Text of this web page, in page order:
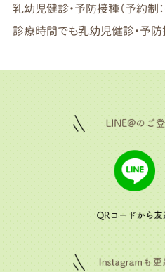
乳幼児健診・予防接種（予約制
診療時間でも乳幼児健診・予防